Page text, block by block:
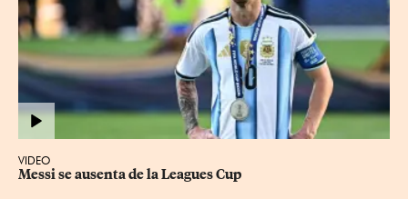
VIDEO
Messi se ausenta de la Leagues Cup